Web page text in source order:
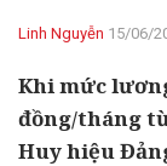
Linh Nguyễn 15/06/
Khi mức
đồng/tháng
Huy hiệu